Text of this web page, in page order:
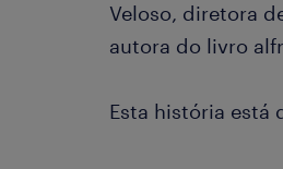
Veloso, diretora
autora do livro
Esta história está